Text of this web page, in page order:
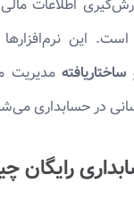
اطلاعات
این نرم‌افزارها
مدیریت
در حسابداری